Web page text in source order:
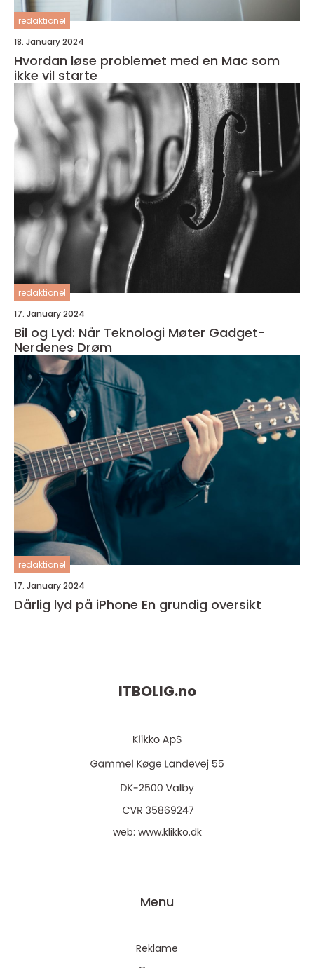
redaktionel
18. January 2024
Hvordan løse problemet med en Mac som
ikke vil starte
redaktionel
17. January 2024
Bil og Lyd: Når Teknologi Møter Gadget-
Nerdenes Drøm
redaktionel
17. January 2024
Dårlig lyd på iPhone En grundig oversikt
ITBOLIG.no
web: www.klikko.dk
Menu
Reklame